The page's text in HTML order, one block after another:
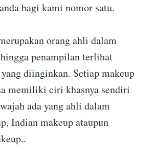
bagi kami nomor satu.
orang ahli dalam
penampilan terlihat
yang diinginkan. Setiap makeup
memiliki ciri khasnya sendiri
ada yang ahli dalam
Indian makeup ataupun